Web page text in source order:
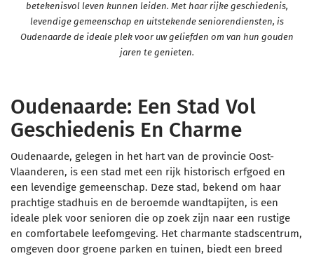
betekenisvol leven kunnen leiden. Met haar rijke geschiedenis,
levendige gemeenschap en uitstekende seniorendiensten, is
Oudenaarde de ideale plek voor uw geliefden om van hun gouden
jaren te genieten.
Oudenaarde: Een Stad Vol
Geschiedenis En Charme
Oudenaarde, gelegen in het hart van de provincie Oost-
Vlaanderen, is een stad met een rijk historisch erfgoed en
een levendige gemeenschap. Deze stad, bekend om haar
prachtige stadhuis en de beroemde wandtapijten, is een
ideale plek voor senioren die op zoek zijn naar een rustige
en comfortabele leefomgeving. Het charmante stadscentrum,
omgeven door groene parken en tuinen, biedt een breed